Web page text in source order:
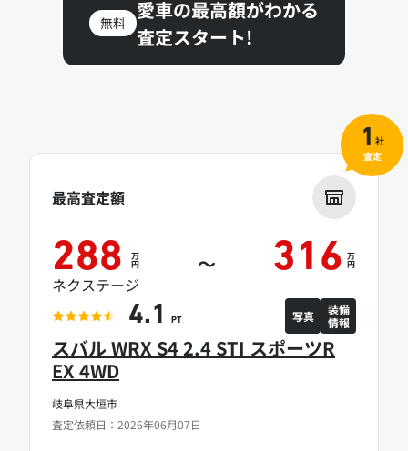
無料
愛車の最高額がわかる
査定スタート!
岐阜県大垣市
査定依頼日：2026年06月07日
スバル WRX S4 2.4 STI スポーツR
EX 4WD
最高査定額
288 万
円 ～ 316 万
円
ネクステージ
4.1 PT 写真
装備
情報
1 社
査定